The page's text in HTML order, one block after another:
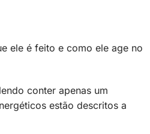
ele é feito e como ele age no
conter apenas um
estão descritos a